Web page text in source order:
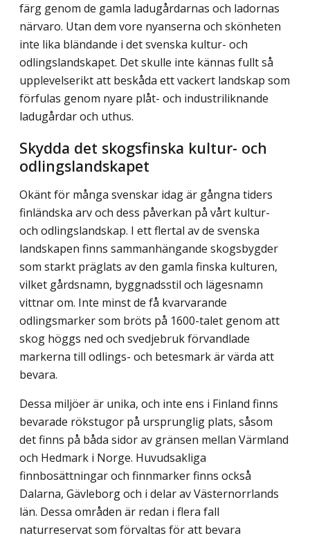
färg genom de gamla ladu­gårdarnas och ladornas
närvaro. Utan dem vore nyanserna och skönheten
inte lika bländande i det svenska kultur- och
odlingslandskapet. Det skulle inte kännas fullt så
upplevelserikt att beskåda ett vackert landskap som
förfulas genom nyare plåt- och industriliknande
ladugårdar och uthus.
Skydda det skogsfinska kultur- och
odlingslandskapet
Okänt för många svenskar idag är gångna tiders
finländska arv och dess påverkan på vårt kultur-
och odlingslandskap. I ett flertal av de svenska
landskapen finns sammanhängande skogsbygder
som starkt präglats av den gamla finska kulturen,
vilket gårdsnamn, byggnadsstil och lägesnamn
vittnar om. Inte minst de få kvarvarande
odlingsmarker som bröts på 1600-talet genom att
skog höggs ned och svedjebruk förvandlade
markerna till odlings- och betesmark är värda att
bevara.
Dessa miljöer är unika, och inte ens i Finland finns
bevarade rökstugor på ursprunglig plats, såsom
det finns på båda sidor av gränsen mellan Värmland
och Hedmark i Norge. Huvudsakliga
finnbosättningar och finnmarker finns också
Dalarna, Gävleborg och i delar av Västernorrlands
län. Dessa områden är redan i flera fall
naturreservat som förvaltas för att bevara